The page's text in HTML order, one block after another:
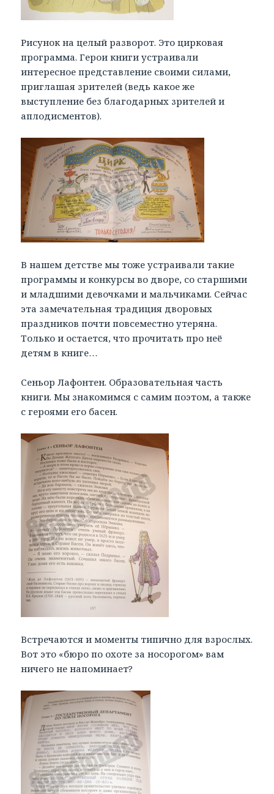
Рисунок на целый разворот. Это цирковая
программа. Герои книги устраивали
интересное представление своими силами,
приглашая зрителей (ведь какое же
выступление без благодарных зрителей и
аплодисментов).
В нашем детстве мы тоже устраивали такие
программы и конкурсы во дворе, со старшими
и младшими девочками и мальчиками. Сейчас
эта замечательная традиция дворовых
праздников почти повсеместно утеряна.
Только и остается, что прочитать про неё
детям в книге…
Сеньор Лафонтен. Образовательная часть
книги. Мы знакомимся с самим поэтом, а также
с героями его басен.
Встречаются и моменты типично для взрослых.
Вот это «бюро по охоте за носорогом» вам
ничего не напоминает?